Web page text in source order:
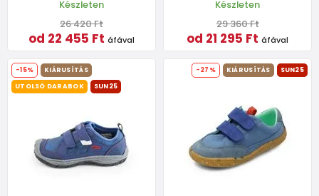
Készleten
26 420 Ft
od 22 455 Ft áfával
Készleten
29 360 Ft
od 21 295 Ft áfával
-15%
KIÁRUSÍTÁS
UTOLSÓ DARABOK
SUN25
-27% KIÁRUSÍTÁS SUN25